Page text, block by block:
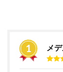
キン
グ
2
メ